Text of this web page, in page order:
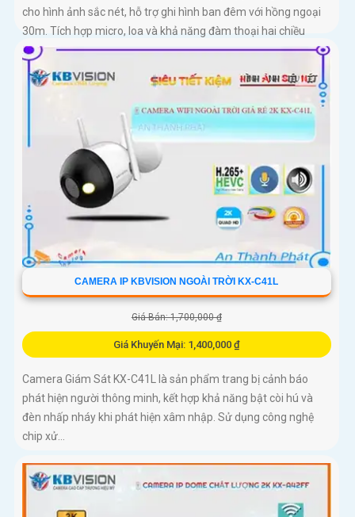
cho hình ảnh sắc nét, hỗ trợ ghi hình ban đêm với hồng ngoại
30m. Tích hợp micro, loa và khả năng đàm thoại hai chiều
CAMERA IP KBVISION NGOÀI TRỜI KX-C41L
Giá Bán: 1,700,000 ₫
Giá Khuyến Mại: 1,400,000 ₫
Camera Giám Sát KX-C41L là sản phẩm trang bị cảnh báo
phát hiện người thông minh, kết hợp khả năng bật còi hú và
đèn nhấp nháy khi phát hiện xâm nhập. Sử dụng công nghệ
chip xử...